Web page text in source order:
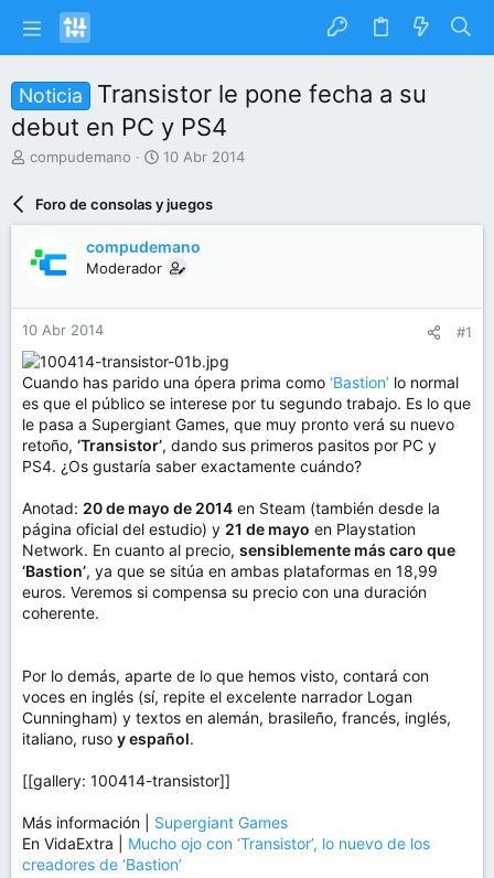
Noticia
Transistor le pone fecha a su
debut en PC y PS4
I
a
r
d
e
l
t
e
m
a
compudemano
F
c
h
d
e
n
o
10 Abr 2014
Foro de consolas y juegos
compudemano
Moderador
10 Abr 2014 #1
Cuando has parido una ópera prima como ‘Bastion’ lo normal
es que el público se interese por tu segundo trabajo. Es lo que
le pasa a Supergiant Games, que muy pronto verá su nuevo
retoño, ‘Transistor’, dando sus primeros pasitos por PC y
PS4. ¿Os gustaría saber exactamente cuándo?
Anotad: 20 de mayo de 2014 en Steam (también desde la
página oficial del estudio) y 21 de mayo en Playstation
Network. En cuanto al precio, sensiblemente más caro que
‘Bastion’, ya que se sitúa en ambas plataformas en 18,99
euros. Veremos si compensa su precio con una duración
coherente.
Por lo demás, aparte de lo que hemos visto, contará con
voces en inglés (sí, repite el excelente narrador Logan
Cunningham) y textos en alemán, brasileño, francés, inglés,
italiano, ruso y español.
[[gallery: 100414-transistor]]
Más información | Supergiant Games
En VidaExtra | Mucho ojo con ‘Transistor’, lo nuevo de los
creadores de ‘Bastion’